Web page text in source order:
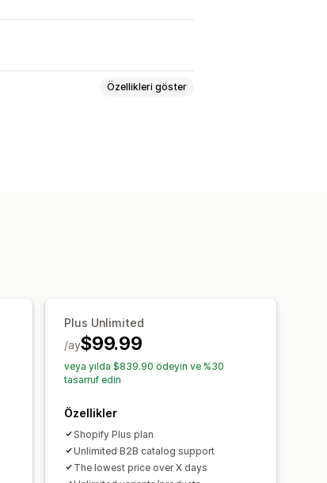
Özellikleri göster
Plus Unlimited
$99.99
/ay
veya yılda $839.90 ödeyin ve %30
tasarruf edin
Özellikler
Shopify Plus plan
Unlimited B2B catalog support
The lowest price over X days